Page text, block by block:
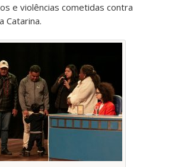
e violências cometidas contra
Catarina.